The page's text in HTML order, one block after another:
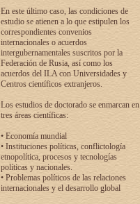
En este último caso, las condiciones de
estudio se atienen a lo que estipulen los
correspondientes convenios
internacionales o acuerdos
intergubernamentales suscritos por la
Federación de Rusia, así como los
acuerdos del ILA con Universidades y
Centros científicos extranjeros.
Los estudios de doctorado se enmarcan en
tres áreas científicas:
• Economía mundial
• Instituciones políticas, conflictología
etnopolítica, procesos y tecnologías
políticas y nacionales.
• Problemas políticos de las relaciones
internacionales y el desarrollo global